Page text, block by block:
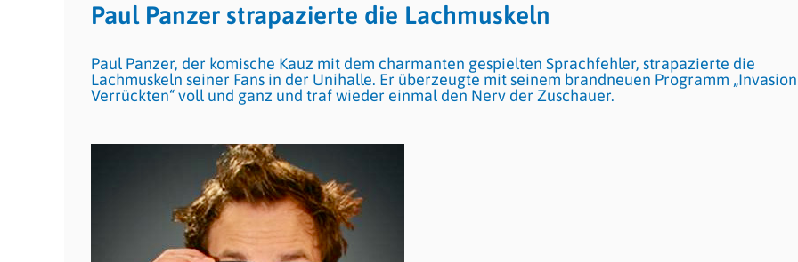
Paul Panzer strapazierte die Lachmuskeln
Paul Panzer, der komische Kauz mit dem charmanten gespielten Sprachfehler, strapazierte die
Lachmuskeln seiner Fans in der Unihalle. Er überzeugte mit seinem brandneuen Programm
Verrückten“ voll und ganz und traf wieder einmal den Nerv der Zuschauer.